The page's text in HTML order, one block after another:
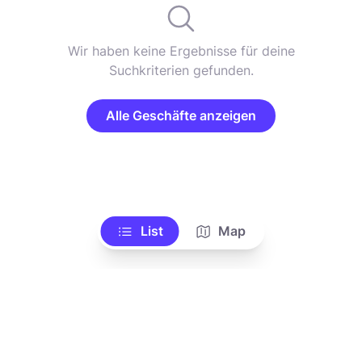
Wir haben keine Ergebnisse für deine
Suchkriterien gefunden.
Alle Geschäfte anzeigen
List Map